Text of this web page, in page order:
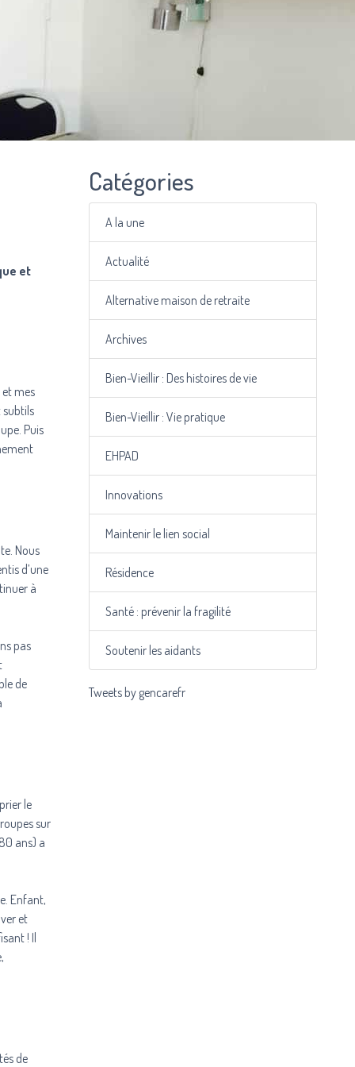
et
et mes
subtils
Puis
Nous
d’une
à
pas
de
le
sur
ans) a
Enfant,
et
! Il
de
Catégories
A la une
Actualité
Alternative maison de retraite
Archives
Bien-Vieillir : Des histoires de vie
Bien-Vieillir : Vie pratique
EHPAD
Innovations
Maintenir le lien social
Résidence
Santé : prévenir la fragilité
Soutenir les aidants
Tweets by gencarefr